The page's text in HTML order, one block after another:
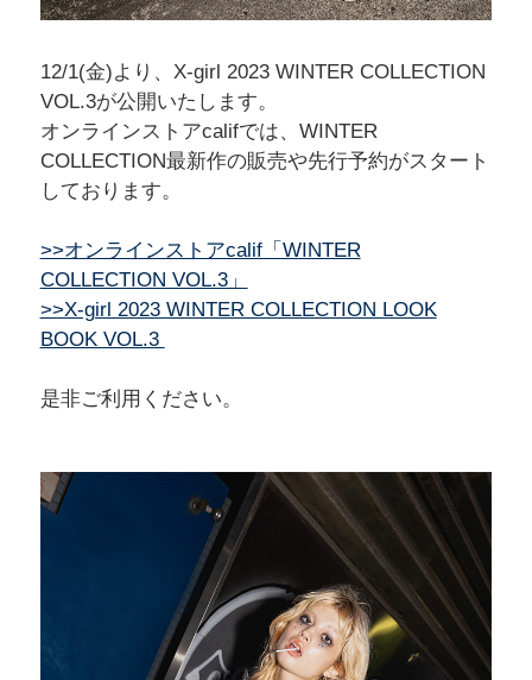
12/1(金)より、X-girl 2023 WINTER COLLECTION
VOL.3が公開いたします。
オンラインストアcalifでは、WINTER
COLLECTION最新作の販売や先行予約がスタート
しております。
>>オンラインストアcalif「WINTER
COLLECTION VOL.3」
>>X-girl 2023 WINTER COLLECTION LOOK
BOOK VOL.3
是非ご利用ください。